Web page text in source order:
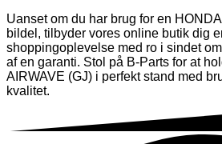
Uanset om du har brug for en
bildel, tilbyder vores online butik dig
shoppingoplevelse med ro i sindet
af en garanti. Stol på B-Parts for at
AIRWAVE (GJ) i perfekt stand med
kvalitet.